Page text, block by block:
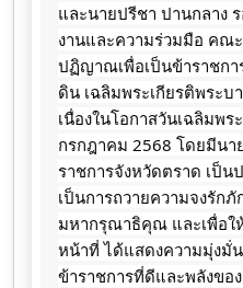
และนายปรีชา ปานกลาง
งานและความร่วมมือ คณ
ปฏิญาณ​เพื่อ​เป็น​ข้าราชก
ดิน ​เฉลิมพระเกียรติ​พระ​บ
เนื่อง​ใน​โอกาสวันเฉลิมพ
กรกฎาคม​ 2568​ โดยมีนา
ราชการจังหวัดตราด ​เป็น
เป็นการถวายความจงรัก
มหากรุณาธิคุณ และเพื่อใ
หน้าที่ ได้แสดงความมุ่งมั่
ข้าราชการที่ดีและพลังข